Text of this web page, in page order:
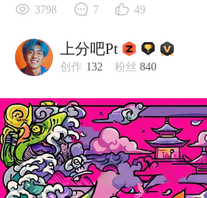
3798 7 49
上分吧Pt
创作 132 粉丝 840